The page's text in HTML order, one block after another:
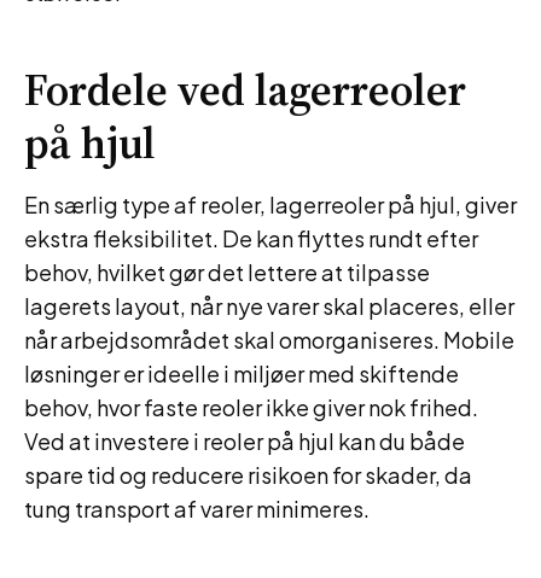
Fordele ved lagerreoler
på hjul
En særlig type af reoler, lagerreoler på hjul, giver
ekstra fleksibilitet. De kan flyttes rundt efter
behov, hvilket gør det lettere at tilpasse
lagerets layout, når nye varer skal placeres, eller
når arbejdsområdet skal omorganiseres. Mobile
løsninger er ideelle i miljøer med skiftende
behov, hvor faste reoler ikke giver nok frihed.
Ved at investere i reoler på hjul kan du både
spare tid og reducere risikoen for skader, da
tung transport af varer minimeres.